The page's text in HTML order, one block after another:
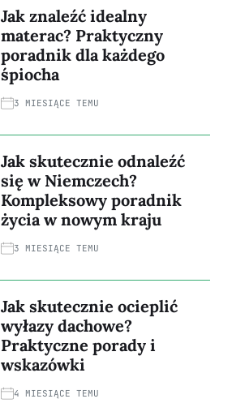
Jak znaleźć idealny
materac? Praktyczny
poradnik dla każdego
śpiocha
3 MIESIĄCE TEMU
Jak skutecznie odnaleźć
się w Niemczech?
Kompleksowy poradnik
życia w nowym kraju
3 MIESIĄCE TEMU
Jak skutecznie ocieplić
wyłazy dachowe?
Praktyczne porady i
wskazówki
4 MIESIĄCE TEMU